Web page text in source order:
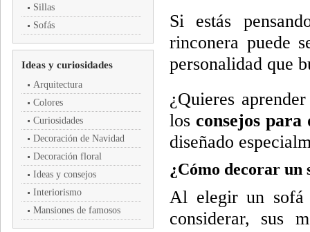
Sillas
Sofás
Ideas y curiosidades
Arquitectura
Colores
Curiosidades
Decoración de Navidad
Decoración floral
Ideas y consejos
Interiorismo
Mansiones de famosos
Si estás
rinconera puede
personalidad que
¿Quieres
los consejos
diseñado
¿Cómo decorar un
Al elegir un sofá
considerar, sus